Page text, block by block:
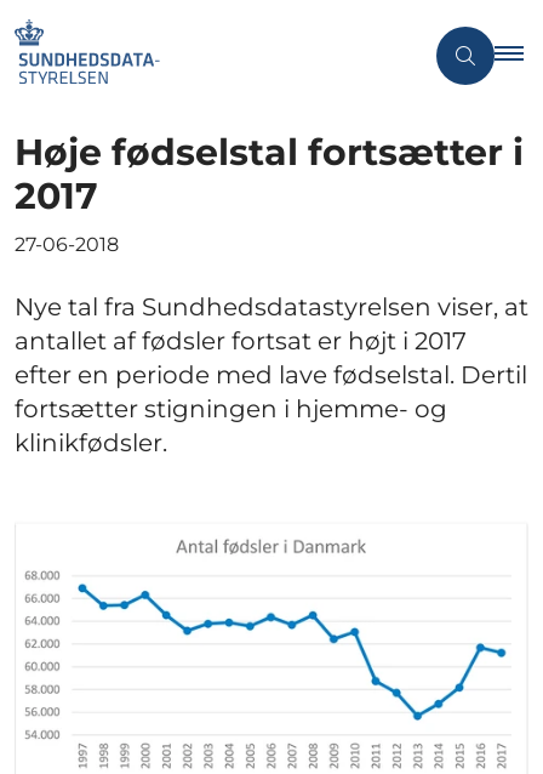
Høje fødselstal fortsætter i
2017
27-06-2018
Nye tal fra Sundhedsdatastyrelsen viser, at
antallet af fødsler fortsat er højt i 2017
efter en periode med lave fødselstal. Dertil
fortsætter stigningen i hjemme- og
klinikfødsler.